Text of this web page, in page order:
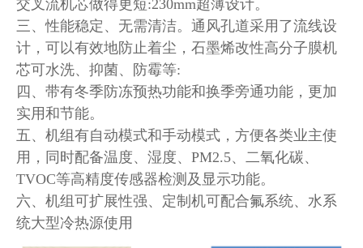
交叉流机芯做得更短:230mm超薄设计。
三、性能稳定、无需清洁。通风孔道采用了流线设
计，可以有效地防止着尘，石墨烯改性高分子膜机
芯可水洗、抑菌、防霉等:
四、带有冬季防冻预热功能和换季旁通功能，更加
实用和节能。
五、机组有自动模式和手动模式，方便各类业主使
用，同时配备温度、湿度、PM2.5、二氧化碳、
TVOC等高精度传感器检测及显示功能。
六、机组可扩展性强、定制机可配合氟系统、水系
统大型冷热源使用